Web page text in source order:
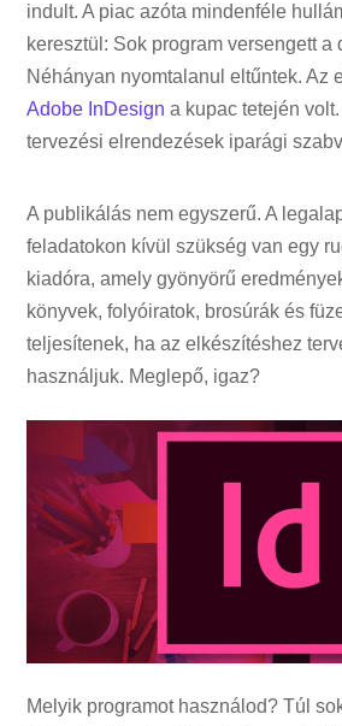
indult. A piac azóta mindenféle
keresztül: Sok program versengett a
Néhányan nyomtalanul eltűntek. Az
Adobe InDesign a kupac tetején
tervezési elrendezések iparági
A publikálás nem egyszerű. A
feladatokon kívül szükség van egy
kiadóra, amely gyönyörű
könyvek, folyóiratok, brosúrák és
teljesítenek, ha az elkészítéshez
használjuk. Meglepő, igaz?
Melyik programot használod? Túl